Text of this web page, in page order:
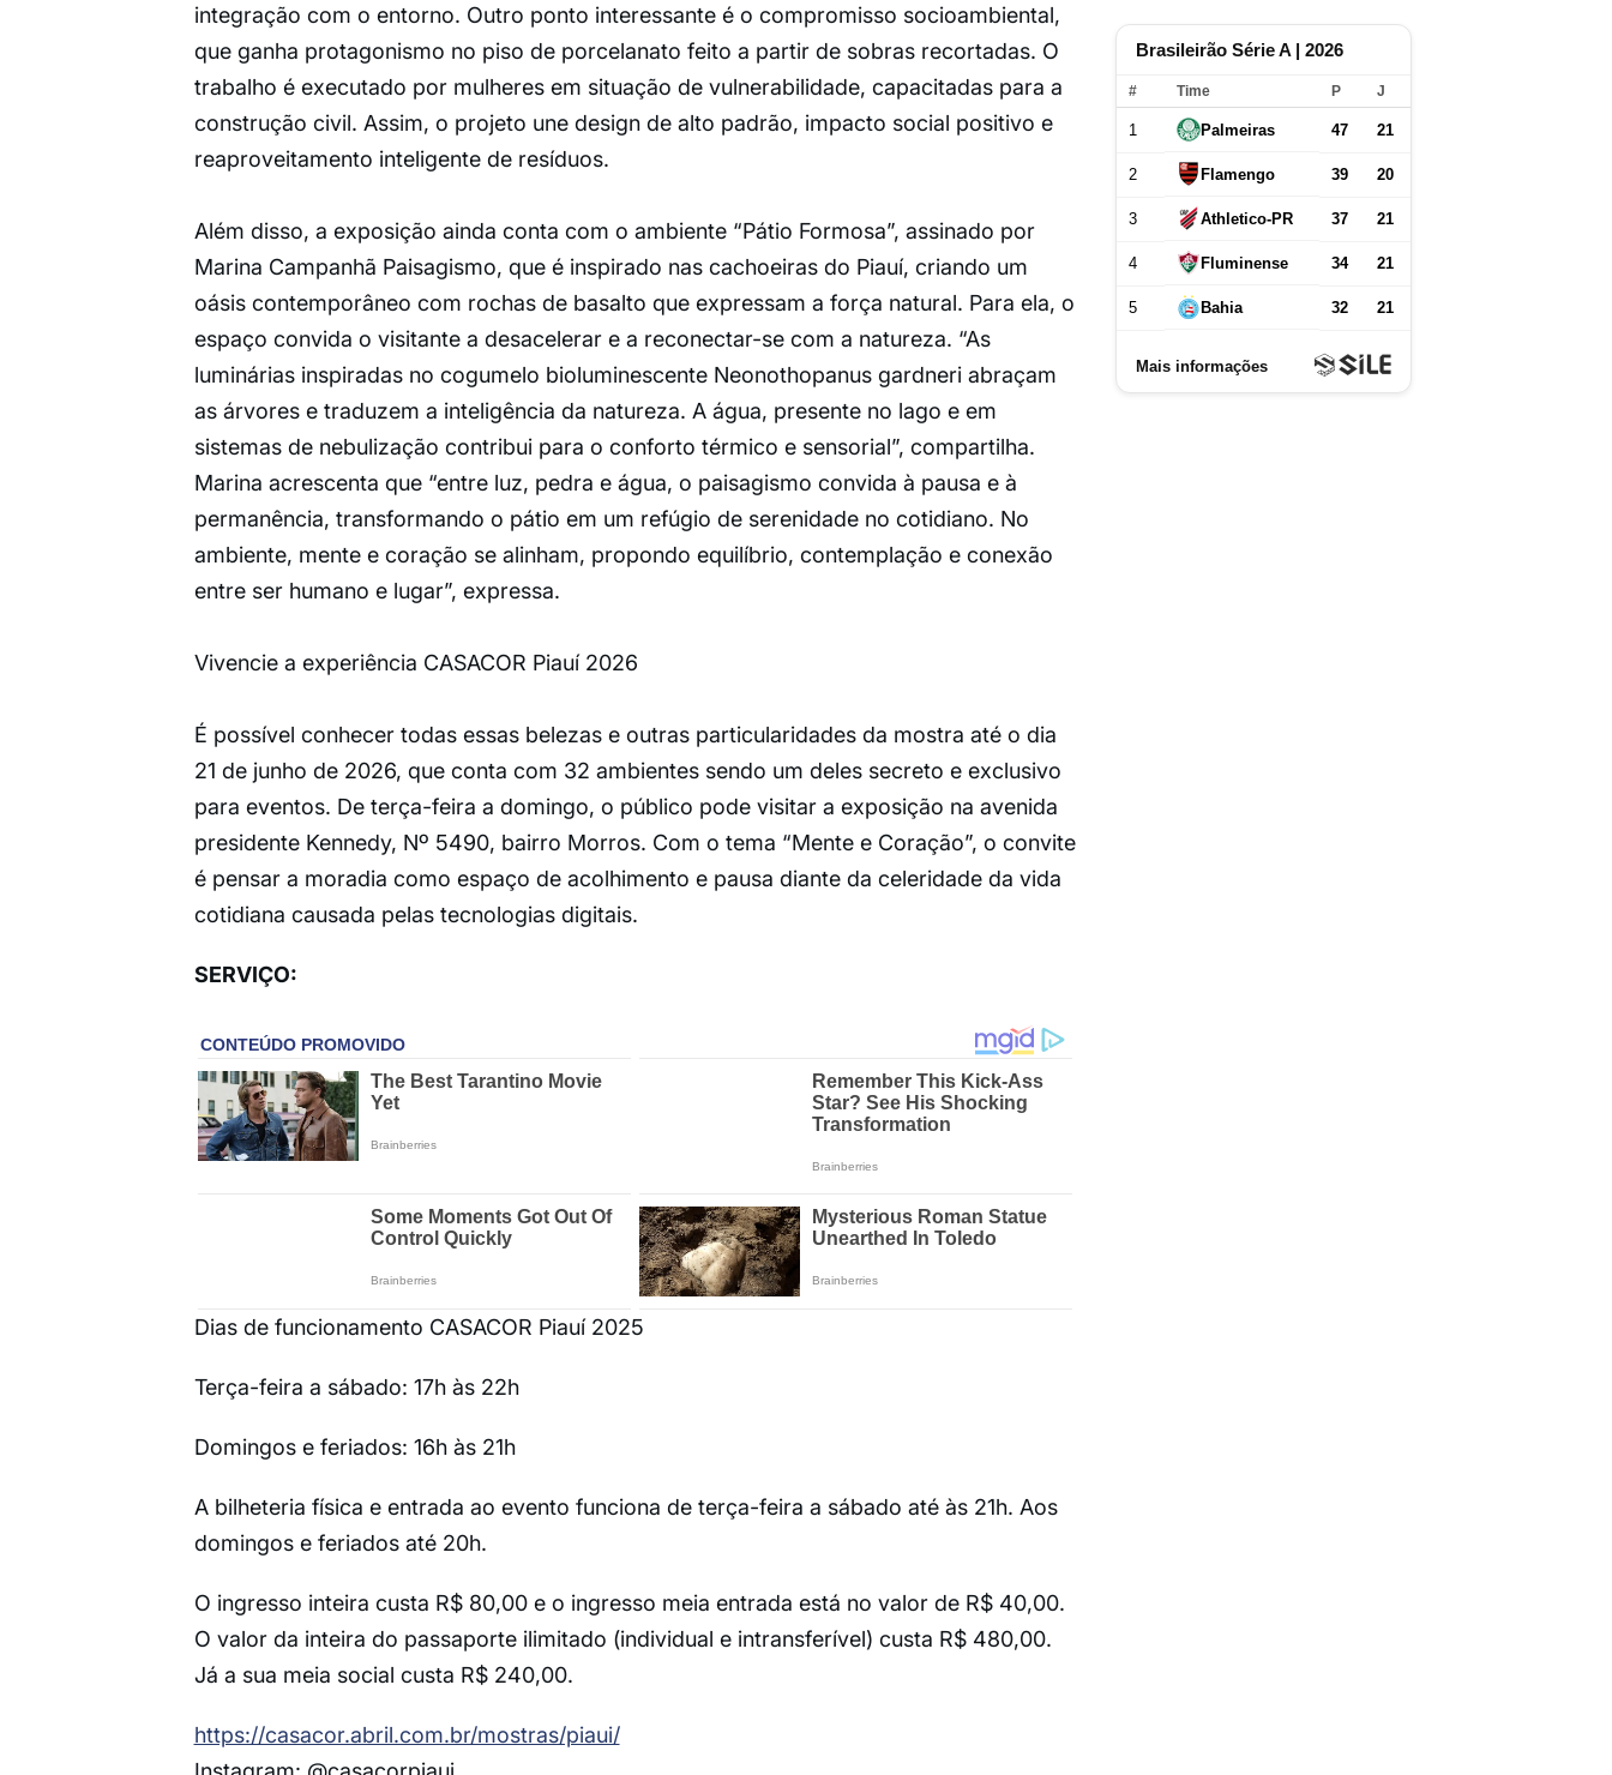
integração com o entorno. Outro ponto interessante é o compromisso socioambiental,
que ganha protagonismo no piso de porcelanato feito a partir de sobras recortadas. O
trabalho é executado por mulheres em situação de vulnerabilidade, capacitadas para a
construção civil. Assim, o projeto une design de alto padrão, impacto social positivo e
reaproveitamento inteligente de resíduos.
Além disso, a exposição ainda conta com o ambiente “Pátio Formosa”, assinado por
Marina Campanhã Paisagismo, que é inspirado nas cachoeiras do Piauí, criando um
oásis contemporâneo com rochas de basalto que expressam a força natural. Para ela, o
espaço convida o visitante a desacelerar e a reconectar-se com a natureza. “As
luminárias inspiradas no cogumelo bioluminescente Neonothopanus gardneri abraçam
as árvores e traduzem a inteligência da natureza. A água, presente no lago e em
sistemas de nebulização contribui para o conforto térmico e sensorial”, compartilha.
Marina acrescenta que “entre luz, pedra e água, o paisagismo convida à pausa e à
permanência, transformando o pátio em um refúgio de serenidade no cotidiano. No
ambiente, mente e coração se alinham, propondo equilíbrio, contemplação e conexão
entre ser humano e lugar”, expressa.
Vivencie a experiência CASACOR Piauí 2026
É possível conhecer todas essas belezas e outras particularidades da mostra até o dia
21 de junho de 2026, que conta com 32 ambientes sendo um deles secreto e exclusivo
para eventos. De terça-feira a domingo, o público pode visitar a exposição na avenida
presidente Kennedy, Nº 5490, bairro Morros. Com o tema “Mente e Coração”, o convite
é pensar a moradia como espaço de acolhimento e pausa diante da celeridade da vida
cotidiana causada pelas tecnologias digitais.
SERVIÇO:
Dias de funcionamento CASACOR Piauí 2025
Terça-feira a sábado: 17h às 22h
Domingos e feriados: 16h às 21h
A bilheteria física e entrada ao evento funciona de terça-feira a sábado até às 21h. Aos
domingos e feriados até 20h.
O ingresso inteira custa R$ 80,00 e o ingresso meia entrada está no valor de R$ 40,00.
O valor da inteira do passaporte ilimitado (individual e intransferível) custa R$ 480,00.
Já a sua meia social custa R$ 240,00.
https://casacor.abril.com.br/mostras/piaui/